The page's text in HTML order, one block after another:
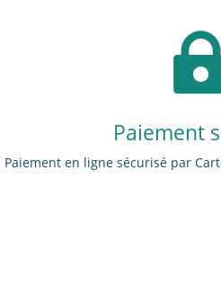
Paiement
Paiement en ligne sécurisé par